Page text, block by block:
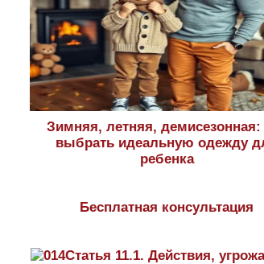
Зимняя, летняя, демисезонная:
выбрать идеальную одежду
ребенка
Бесплатная консультация
Статья 11.1. Действия,